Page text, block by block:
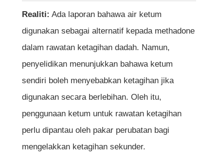
Realiti: Ada laporan bahawa air ketum
digunakan sebagai alternatif kepada methadone
dalam rawatan ketagihan dadah. Namun,
penyelidikan menunjukkan bahawa ketum
sendiri boleh menyebabkan ketagihan jika
digunakan secara berlebihan. Oleh itu,
penggunaan ketum untuk rawatan ketagihan
perlu dipantau oleh pakar perubatan bagi
mengelakkan ketagihan sekunder.